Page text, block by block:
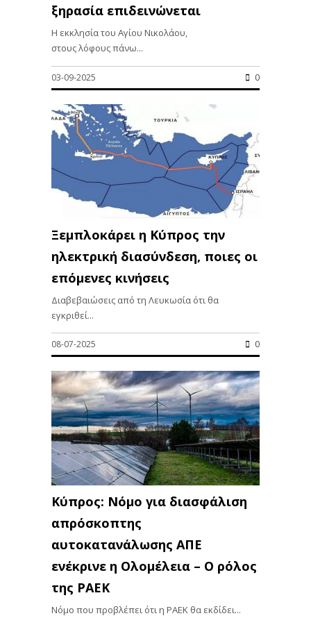
ξηρασία επιδεινώνεται
Η εκκλησία του Αγίου Νικολάου,
στους λόφους πάνω...
03-09-2025 0
Ξεμπλοκάρει η Κύπρος την
ηλεκτρική διασύνδεση, ποιες οι
επόμενες κινήσεις
Διαβεβαιώσεις από τη Λευκωσία ότι θα
εγκριθεί...
08-07-2025 0
Κύπρος: Νόμο για διασφάλιση
απρόσκοπτης
αυτοκατανάλωσης ΑΠΕ
ενέκρινε η Ολομέλεια – Ο ρόλος
της ΡΑΕΚ
Νόμο που προβλέπει ότι η ΡΑΕΚ θα εκδίδει...